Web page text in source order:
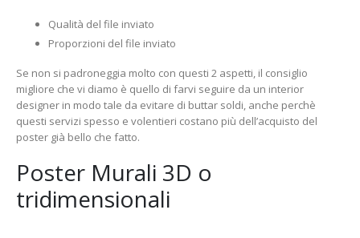
Qualità del file inviato
Proporzioni del file inviato
Se non si padroneggia molto con questi 2 aspetti, il consiglio
migliore che vi diamo è quello di farvi seguire da un interior
designer in modo tale da evitare di buttar soldi, anche perchè
questi servizi spesso e volentieri costano più dell’acquisto del
poster già bello che fatto.
Poster Murali 3D o
tridimensionali